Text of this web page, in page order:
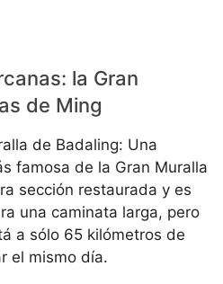
la Gran
de Ming
de Badaling: Una
famosa de la Gran Muralla
sección restaurada y es
una caminata larga, pero
a sólo 65 kilómetros de
el mismo día.